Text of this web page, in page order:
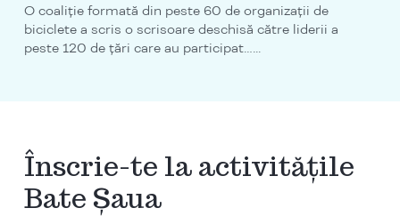
O coaliție formată din peste 60 de organizații de
biciclete a scris o scrisoare deschisă către liderii a
peste 120 de țări care au participat…...
Înscrie-te la activitățile
Bate Șaua